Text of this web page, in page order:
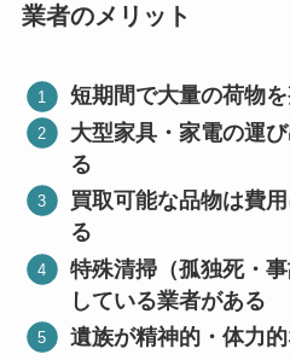
業者のメリット
短期間で大量の荷物
大型家具・家電の運
る
買取可能な品物は費
る
特殊清掃（孤独死・
している業者がある
遺族が精神的・体力